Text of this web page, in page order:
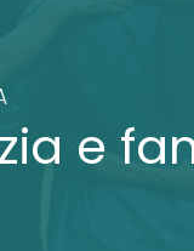
e